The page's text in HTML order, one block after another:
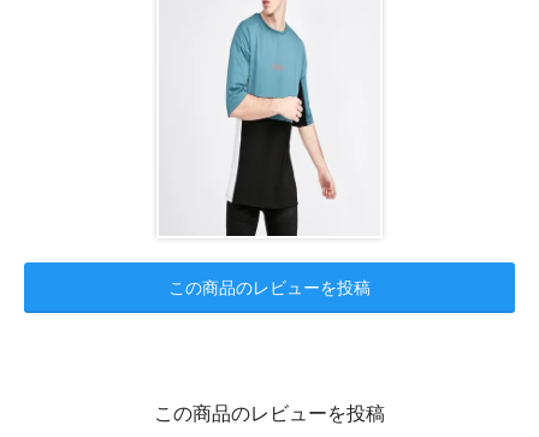
この商品のレビューを投稿
この商品のレビューを投稿